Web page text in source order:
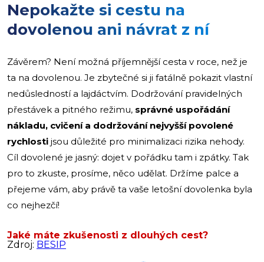
Nepokažte si cestu na
dovolenou ani návrat z ní
Závěrem? Není možná příjemnější cesta v roce, než je
ta na dovolenou. Je zbytečné si ji fatálně pokazit vlastní
nedůsledností a lajdáctvím. Dodržování pravidelných
přestávek a pitného režimu, správné uspořádání
nákladu, cvičení a dodržování nejvyšší povolené
rychlosti jsou důležité pro minimalizaci rizika nehody.
Cíl dovolené je jasný: dojet v pořádku tam i zpátky. Tak
pro to zkuste, prosíme, něco udělat. Držíme palce a
přejeme vám, aby právě ta vaše letošní dovolenka byla
co nejhezčí!
Jaké máte zkušenosti z dlouhých cest?
Zdroj: BESIP